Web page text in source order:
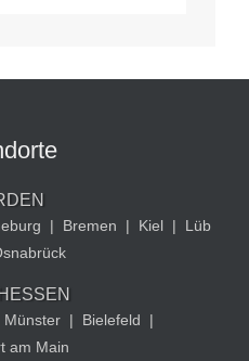
| Bremen | Kiel |
Lüb
Münster | Bielefeld
|
am Main